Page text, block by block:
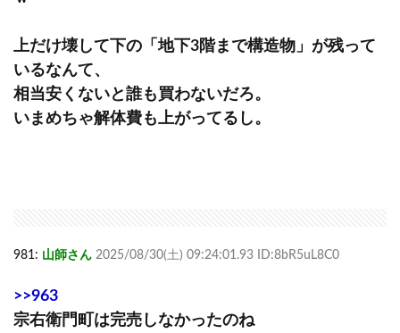
上だけ壊して下の「地下3階まで構造物」が残って
いるなんて、
相当安くないと誰も買わないだろ。
いまめちゃ解体費も上がってるし。
981: 山師さん 2025/08/30(土) 09:24:01.93 ID:8bR5uL8C0
>>963
宗右衛門町は完売しなかったのね